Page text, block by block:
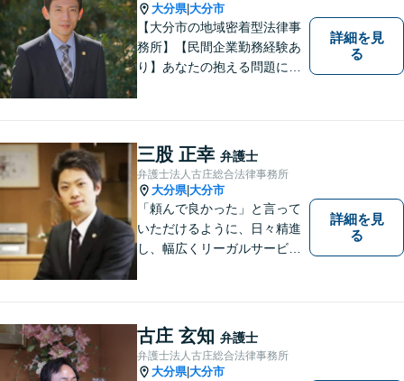
大分県|大分市
【大分市の地域密着型法律事
務所】【民間企業勤務経験あ
り】あなたの抱える問題に、
指しましょう。個人・法人と
もに対応可！お気軽にご相談
ください。【英語対応◎】
詳細を見
る
三股 正幸 弁護士
弁護士法人古庄総合法律事務所
大分県|大分市
「頼んで良かった」と言って
いただけるように、日々精進
し、幅広くリーガルサービス
詳細を見
る
古庄 玄知 弁護士
弁護士法人古庄総合法律事務所
大分県|大分市